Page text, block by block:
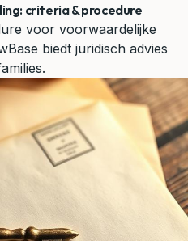
criteria & procedure
voor voorwaardelijke
biedt juridisch advies